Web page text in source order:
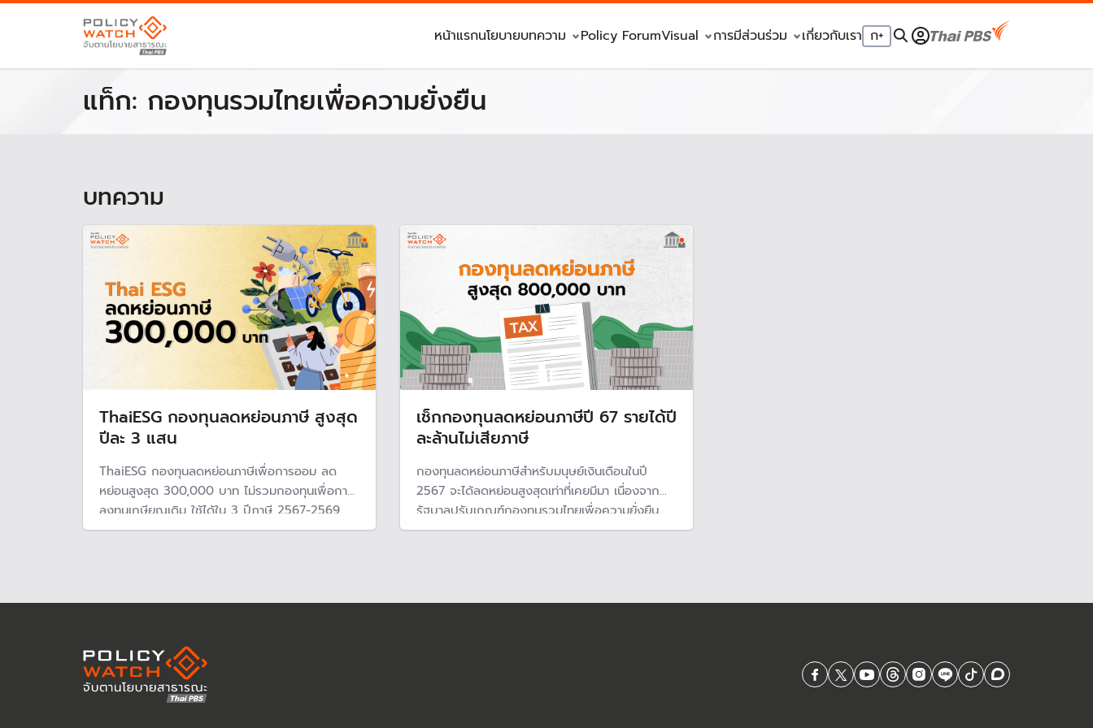
หน้าแรกนโยบายบทความ Policy ForumVisual การมีส่วนร่วม เกี่ยวกับเรา ก+
แท็ก: กองทุนรวมไทยเพื่อความยั่งยืน
บทความ
ThaiESG กองทุนลดหย่อนภาษี สูงสุด
ปีละ 3 แสน
ThaiESG กองทุนลดหย่อนภาษีเพื่อการออม ลด
หย่อนสูงสุด 300,000 บาท ไม่รวมกองทุนเพื่อการ
ลงทุนเกษียณเดิม ใช้ได้ใน 3 ปีภาษี 2567-2569
ทำให้หมวดลงทุนลดหย่อนภาษีเพิ่มสูงสุดถึง
เช็กกองทุนลดหย่อนภาษีปี 67 รายได้ปี
ละล้านไม่เสียภาษี
กองทุนลดหย่อนภาษีสำหรับมนุษย์เงินเดือนในปี
2567 จะได้ลดหย่อนสูงสุดเท่าที่เคยมีมา เนื่องจาก
รัฐบาลปรับเกณฑ์กองทุนรวมไทยเพื่อความยั่งยืน
(ESG) ใหม่ ลงทุนได้ถึง 300,000 บาทเมื่อรวมกับ